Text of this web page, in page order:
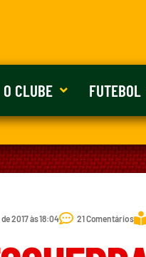
O CLUBE FUTEBOL
2017 às 18:04 21 Comentários